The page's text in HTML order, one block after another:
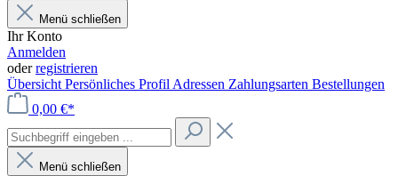
Menü schließen
Ihr Konto
Anmelden
oderregistrieren
Übersicht Persönliches Profil Adressen Zahlungsarten Bestellungen
0,00 €*
Menü schließen